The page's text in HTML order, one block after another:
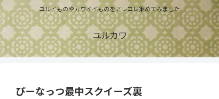
ユルイものやカワイイものをアレコレ集めてみました
ユルカワ
ぴーなっつ最中スクイーズ裏